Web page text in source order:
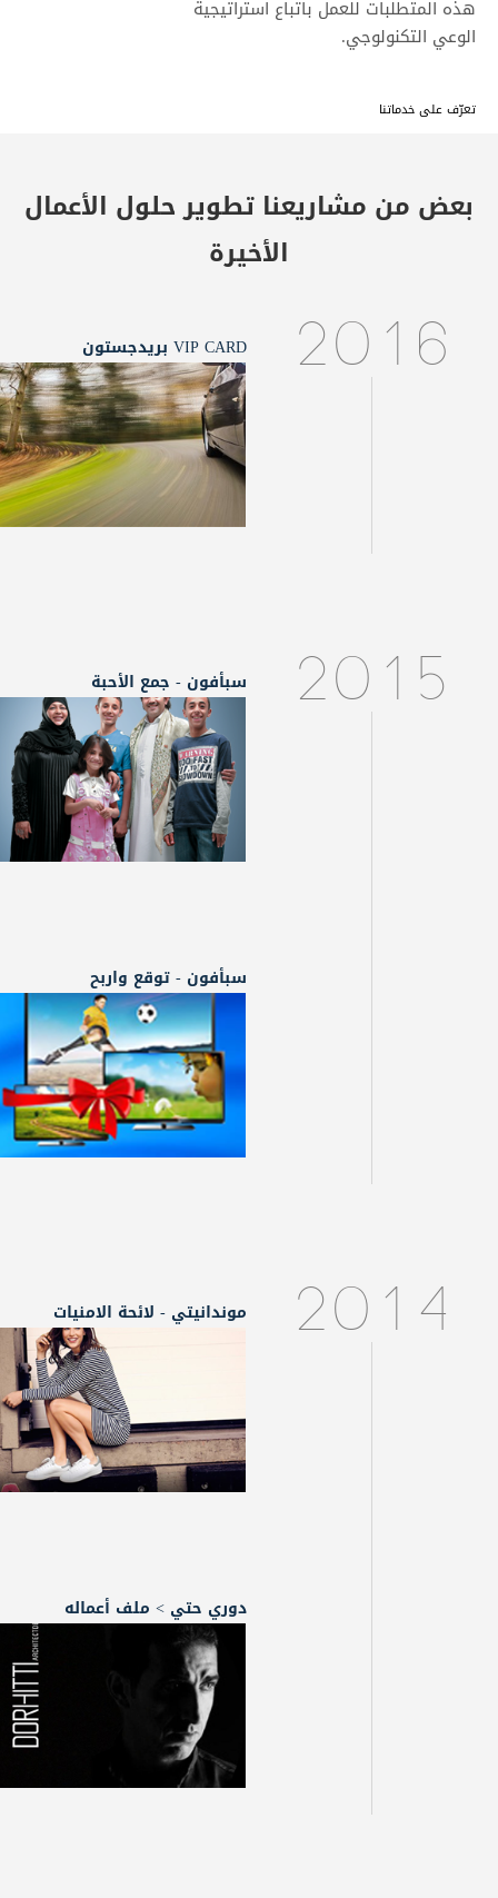
هذه المتطلبات للعمل باتباع استراتيجية
الوعي التكنولوجي.
تعرّف على خدماتنا
بعض من مشاريعنا تطوير حلول الأعمال
الأخيرة
2016 VIP CARD بريدجستون
2015 سبأفون - جمع الأحبة
سبأفون - توقع واربح
2014 موندانيتي - لائحة الامنيات
دوري حتي > ملف أعماله